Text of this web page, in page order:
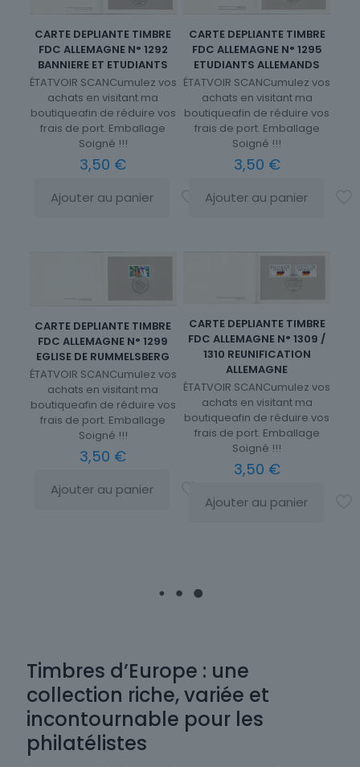
CARTE DEPLIANTE TIMBRE
FDC ALLEMAGNE N° 1292
BANNIERE ET ETUDIANTS
ÉTATVOIR SCANCumulez vos
achats en visitant ma
boutiqueafin de réduire vos
frais de port. Emballage
Soigné !!!
3,50 €
Ajouter au panier
CARTE DEPLIANTE TIMBRE
FDC ALLEMAGNE N° 1295
ETUDIANTS ALLEMANDS
ÉTATVOIR SCANCumulez vos
achats en visitant ma
boutiqueafin de réduire vos
frais de port. Emballage
Soigné !!!
3,50 €
Ajouter au panier
CARTE DEPLIANTE TIMBRE
FDC ALLEMAGNE N° 1299
EGLISE DE RUMMELSBERG
ÉTATVOIR SCANCumulez vos
achats en visitant ma
boutiqueafin de réduire vos
frais de port. Emballage
Soigné !!!
3,50 €
Ajouter au panier
CARTE DEPLIANTE TIMBRE
FDC ALLEMAGNE N° 1309 /
1310 REUNIFICATION
ALLEMAGNE
ÉTATVOIR SCANCumulez vos
achats en visitant ma
boutiqueafin de réduire vos
frais de port. Emballage
Soigné !!!
3,50 €
Ajouter au panier
Timbres d’Europe : une
collection riche, variée et
incontournable pour les
philatélistes